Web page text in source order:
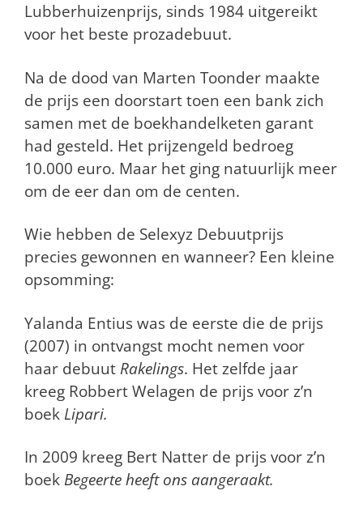
Lubberhuizenprijs, sinds 1984 uitgereikt
voor het beste prozadebuut.
Na de dood van Marten Toonder maakte
de prijs een doorstart toen een bank zich
samen met de boekhandelketen garant
had gesteld. Het prijzengeld bedroeg
10.000 euro. Maar het ging natuurlijk meer
om de eer dan om de centen.
Wie hebben de Selexyz Debuutprijs
precies gewonnen en wanneer? Een kleine
opsomming:
Yalanda Entius was de eerste die de prijs
(2007) in ontvangst mocht nemen voor
haar debuut Rakelings. Het zelfde jaar
kreeg Robbert Welagen de prijs voor z’n
boek Lipari.
In 2009 kreeg Bert Natter de prijs voor z’n
boek Begeerte heeft ons aangeraakt.